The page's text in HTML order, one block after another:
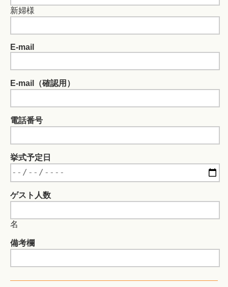
新婦様
E-mail
E-mail（確認用）
電話番号
挙式予定日
ゲスト人数
名
備考欄